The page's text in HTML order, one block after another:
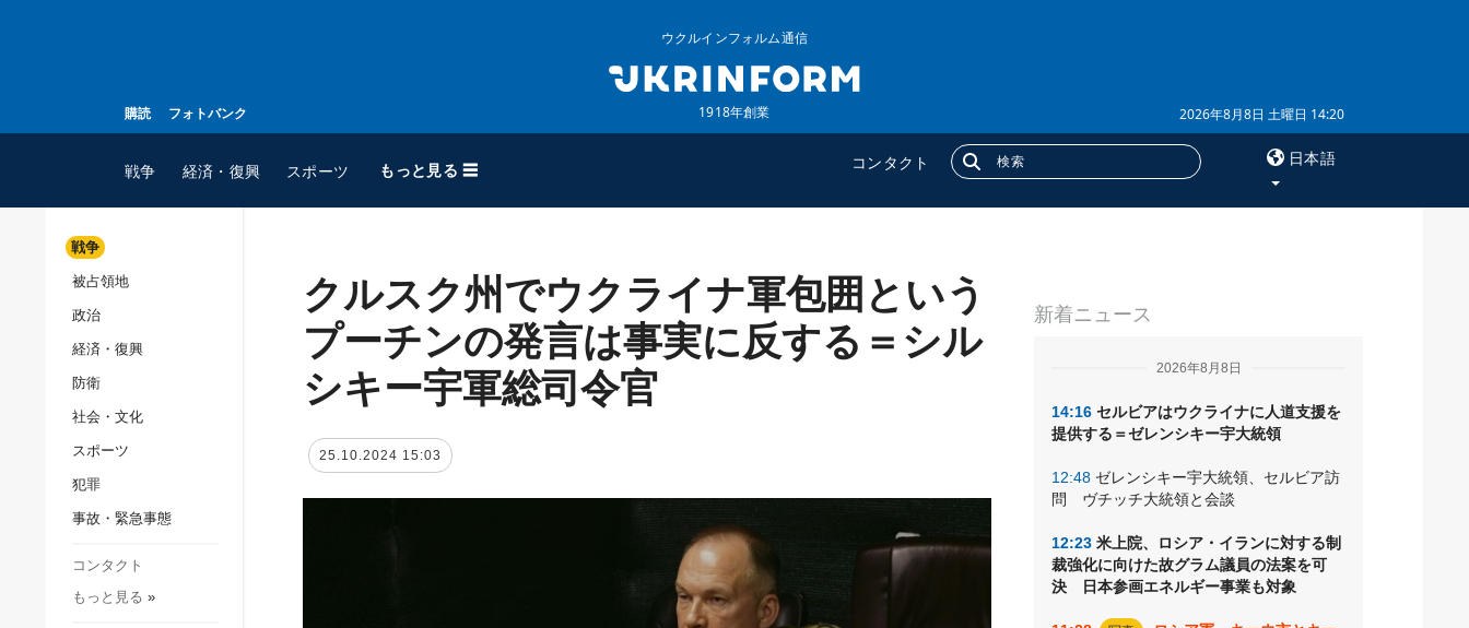
購読 フォトバンク
ウクルインフォルム通信
1918年創業 2026年8月8日 土曜日 14:20
戦争 経済・復興 スポーツ もっと見る ☰ コンタクト 日本語
スポーツ
ウクルインフォルム
ウクルインフォルムについ
て
コンタクト
追加
特集
インタビュー
購読
戦争
被占領地
政治
経済・復興
防衛
社会・文化
スポーツ
犯罪
事故・緊急事態
コンタクト
もっと見る »
新着ニュース
2026年8月8日
14:16 セルビアはウクライナに人道支援を
提供する＝ゼレンシキー宇大統領
12:48 ゼレンシキー宇大統領、セルビア訪
問 ヴチッチ大統領と会談
12:23 米上院、ロシア・イランに対する制
裁強化に向けた故グラム議員の法案を可
決 日本参画エネルギー事業も対象
クルスク州でウクライナ軍包囲という
プーチンの発言は事実に反する＝シル
シキー宇軍総司令官
25.10.2024 15:03